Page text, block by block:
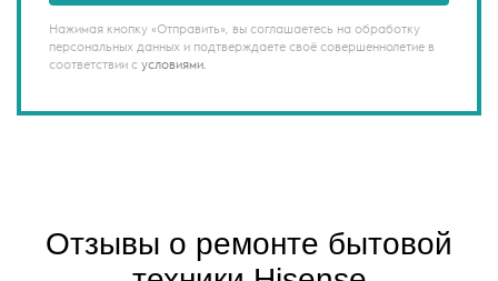
Нажимая кнопку «Отправить», вы соглашаетесь на обработку
персональных данных и подтверждаете своё совершеннолетие в
соответствии с условиями.
Отзывы о ремонте бытовой